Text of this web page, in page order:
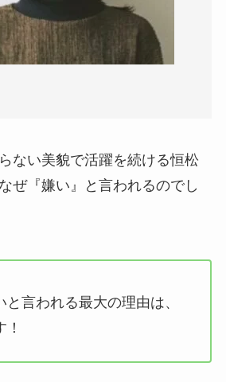
ない美貌で活躍を続ける恒松
ぜ『嫌い』と言われるのでし
言われる最大の理由は、